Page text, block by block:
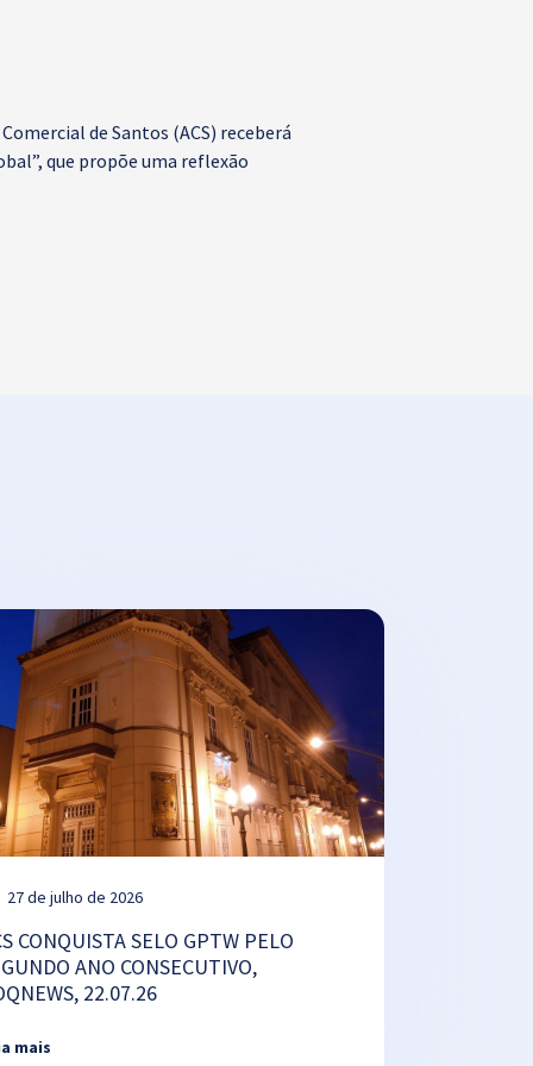
de Santos (ACS) receberá
que propõe uma reflexão
27 de julho de 2026
CONQUISTA SELO GPTW PELO
ANO CONSECUTIVO,
22.07.26
mais